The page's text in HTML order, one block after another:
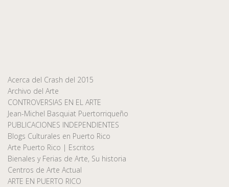
Acerca del Crash del 2015
Archivo del Arte
CONTROVERSIAS EN EL ARTE
Jean-Michel Basquiat Puertorriqueño
PUBLICACIONES INDEPENDIENTES
Blogs Culturales en Puerto Rico
Arte Puerto Rico | Escritos
Bienales y Ferias de Arte, Su historia
Centros de Arte Actual
ARTE EN PUERTO RICO